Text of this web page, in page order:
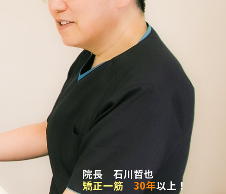
院長 石川哲也
矯正一筋
30年以上！